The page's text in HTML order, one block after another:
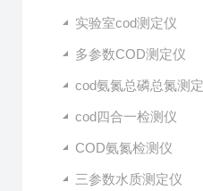
实验室cod测定仪
多参数COD测定仪
cod氨氮总磷总氮测
cod四合一检测仪
COD氨氮检测仪
三参数水质测定仪